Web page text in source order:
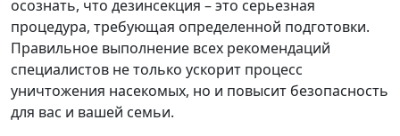
осознать, что дезинсекция – это серьезная
процедура, требующая определенной подготовки.
Правильное выполнение всех рекомендаций
специалистов не только ускорит процесс
уничтожения насекомых, но и повысит безопасность
для вас и вашей семьи.